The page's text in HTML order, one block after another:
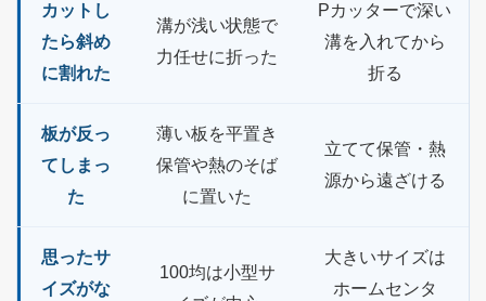
カットし
たら斜め
に割れた
溝が浅い状態で
力任せに折った
Pカッターで深い
溝を入れてから
折る
板が反っ
てしまっ
た
薄い板を平置き
保管や熱のそば
に置いた
立てて保管・熱
源から遠ざける
思ったサ
イズがな
100均は小型サ
大きいサイズは
ホームセンタ